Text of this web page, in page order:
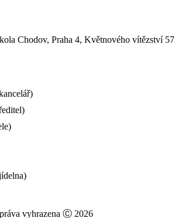
Chodov, Praha 4, Květnového vítězství 57
vyhrazena Ⓒ 2026